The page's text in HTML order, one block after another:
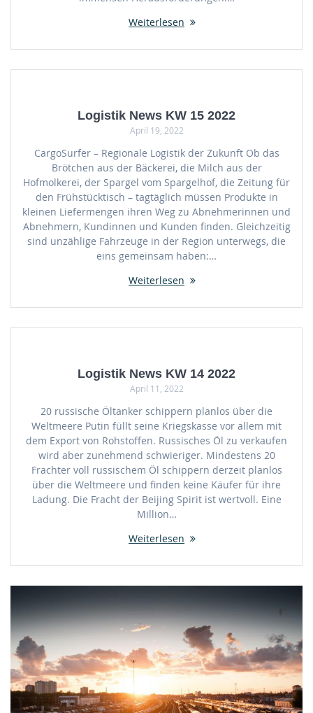
Weiterlesen
Logistik News KW 15 2022
April 19, 2022
CargoSurfer – Regionale Logistik der Zukunft Ob das
Brötchen aus der Bäckerei, die Milch aus der
Hofmolkerei, der Spargel vom Spargelhof, die Zeitung für
den Frühstücktisch – tagtäglich müssen Produkte in
kleinen Liefermengen ihren Weg zu Abnehmerinnen und
Abnehmern, Kundinnen und Kunden finden. Gleichzeitig
sind unzählige Fahrzeuge in der Region unterwegs, die
eins gemeinsam haben:…
Weiterlesen
Logistik News KW 14 2022
April 11, 2022
20 russische Öltanker schippern planlos über die
Weltmeere Putin füllt seine Kriegskasse vor allem mit
dem Export von Rohstoffen. Russisches Öl zu verkaufen
wird aber zunehmend schwieriger. Mindestens 20
Frachter voll russischem Öl schippern derzeit planlos
über die Weltmeere und finden keine Käufer für ihre
Ladung. Die Fracht der Beijing Spirit ist wertvoll. Eine
Million…
Weiterlesen